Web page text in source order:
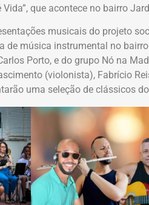
que acontece no bairro
musicais do projeto
de música instrumental no
Porto, e do grupo Nó na
(violonista), Fabrício
uma seleção de clássicos